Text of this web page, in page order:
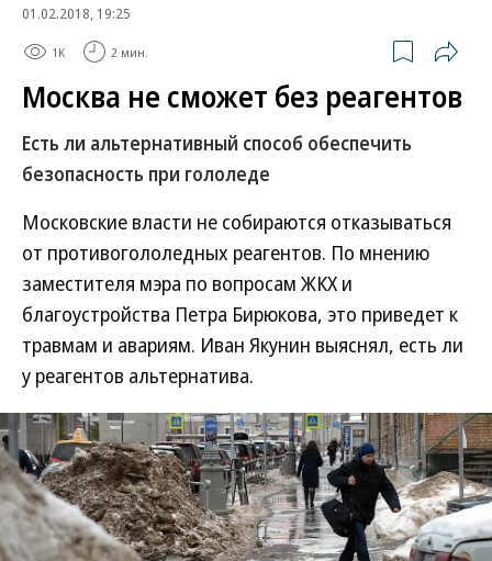
01.02.2018, 19:25
1K 2 мин.
Москва не сможет без реагентов
Есть ли альтернативный способ обеспечить
безопасность при гололеде
Московские власти не собираются отказываться
от противогололедных реагентов. По мнению
заместителя мэра по вопросам ЖКХ и
благоустройства Петра Бирюкова, это приведет к
травмам и авариям. Иван Якунин выяснял, есть ли
у реагентов альтернатива.